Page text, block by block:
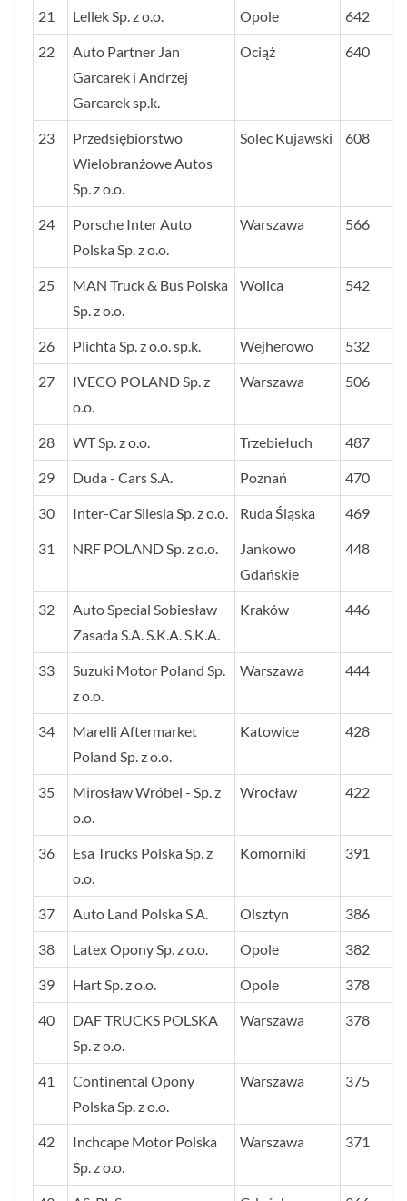
21 Lellek Sp. z o.o. Opole 642
22
Auto Partner Jan
Garcarek i Andrzej
Garcarek sp.k.
Ociąż 640
23
Przedsiębiorstwo
Wielobranżowe Autos
Sp. z o.o.
Solec Kujawski 608
24
Porsche Inter Auto
Polska Sp. z o.o.
Warszawa 566
25
MAN Truck & Bus Polska
Sp. z o.o.
Wolica 542
26 Plichta Sp. z o.o. sp.k. Wejherowo 532
27
IVECO POLAND Sp. z
o.o.
Warszawa 506
28 WT Sp. z o.o. Trzebiełuch 487
29 Duda - Cars S.A. Poznań 470
30 Inter-Car Silesia Sp. z o.o. Ruda Śląska 469
31 NRF POLAND Sp. z o.o.
Jankowo
Gdańskie
448
32
Auto Special Sobiesław
Zasada S.A. S.K.A. S.K.A.
Kraków 446
33
Suzuki Motor Poland Sp.
z o.o.
Warszawa 444
34
Marelli Aftermarket
Poland Sp. z o.o.
Katowice 428
35
Mirosław Wróbel - Sp. z
o.o.
Wrocław 422
36
Esa Trucks Polska Sp. z
o.o.
Komorniki 391
37 Auto Land Polska S.A. Olsztyn 386
38 Latex Opony Sp. z o.o. Opole 382
39 Hart Sp. z o.o. Opole 378
40
DAF TRUCKS POLSKA
Sp. z o.o.
Warszawa 378
41
Continental Opony
Polska Sp. z o.o.
Warszawa 375
42
Inchcape Motor Polska
Sp. z o.o.
Warszawa 371